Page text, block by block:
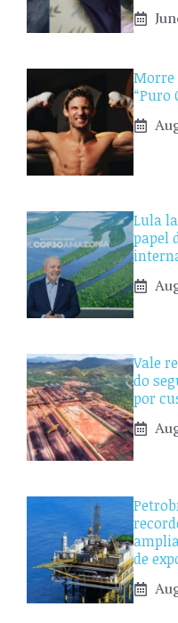
Morre
“Puro
Lula
papel
Vale
do
por
de